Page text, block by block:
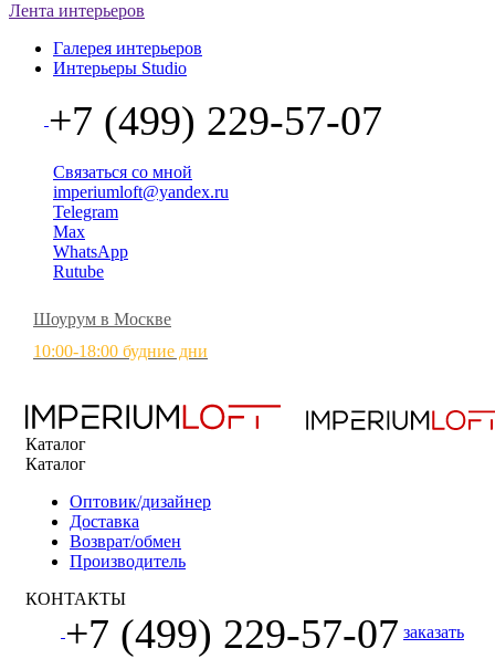
Лента интерьеров
Галерея интерьеров
Интерьеры Studio
+7 (499) 229-57-07
Связаться со мной
imperiumloft@yandex.ru
Telegram
Max
WhatsApp
Rutube
Шоурум в Москве
10:00-18:00 будние дни
Каталог
Каталог
Оптовик/дизайнер
Доставка
Возврат/обмен
Производитель
КОНТАКТЫ
+7 (499) 229-57-07 заказать